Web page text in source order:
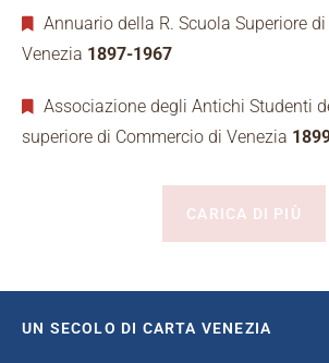
Annuario della R. Scuola Superiore
Venezia 1897-1967
Associazione degli Antichi Studenti
superiore di Commercio di Venezia
CARICA DI PIÙ
UN SECOLO DI CARTA VENEZIA